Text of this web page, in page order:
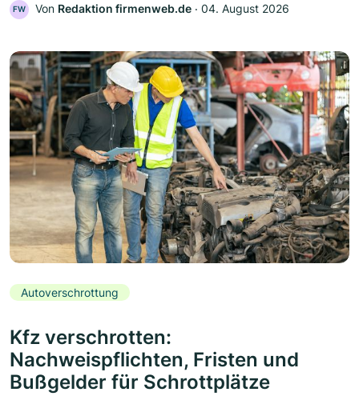
FW Von Redaktion firmenweb.de ‧ 04. August 2026
Autoverschrottung
Kfz verschrotten:
Nachweispflichten, Fristen und
Bußgelder für Schrottplätze